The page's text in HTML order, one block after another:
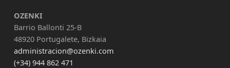
OZENKI
Barrio Ballonti 25-B
48920 Portugalete, Bizkaia
administracion@ozenki.com
(+34) 944 862 471